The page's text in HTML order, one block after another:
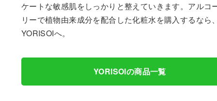
ケートな敏感肌をしっかりと整えていきます。アルコ
リーで植物由来成分を配合した化粧水を購入するなら
YORISOIへ。
YORISOIの商品一覧